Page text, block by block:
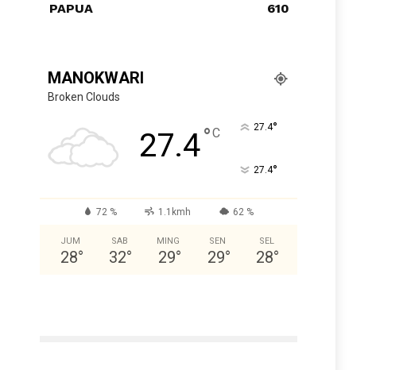
PAPUA
610
MANOKWARI
Broken Clouds
27.4°C 27.4°
27.4°
72 % 1.1kmh 62 %
JUM
28°
SAB
32°
MING
29°
SEN
29°
SEL
28°